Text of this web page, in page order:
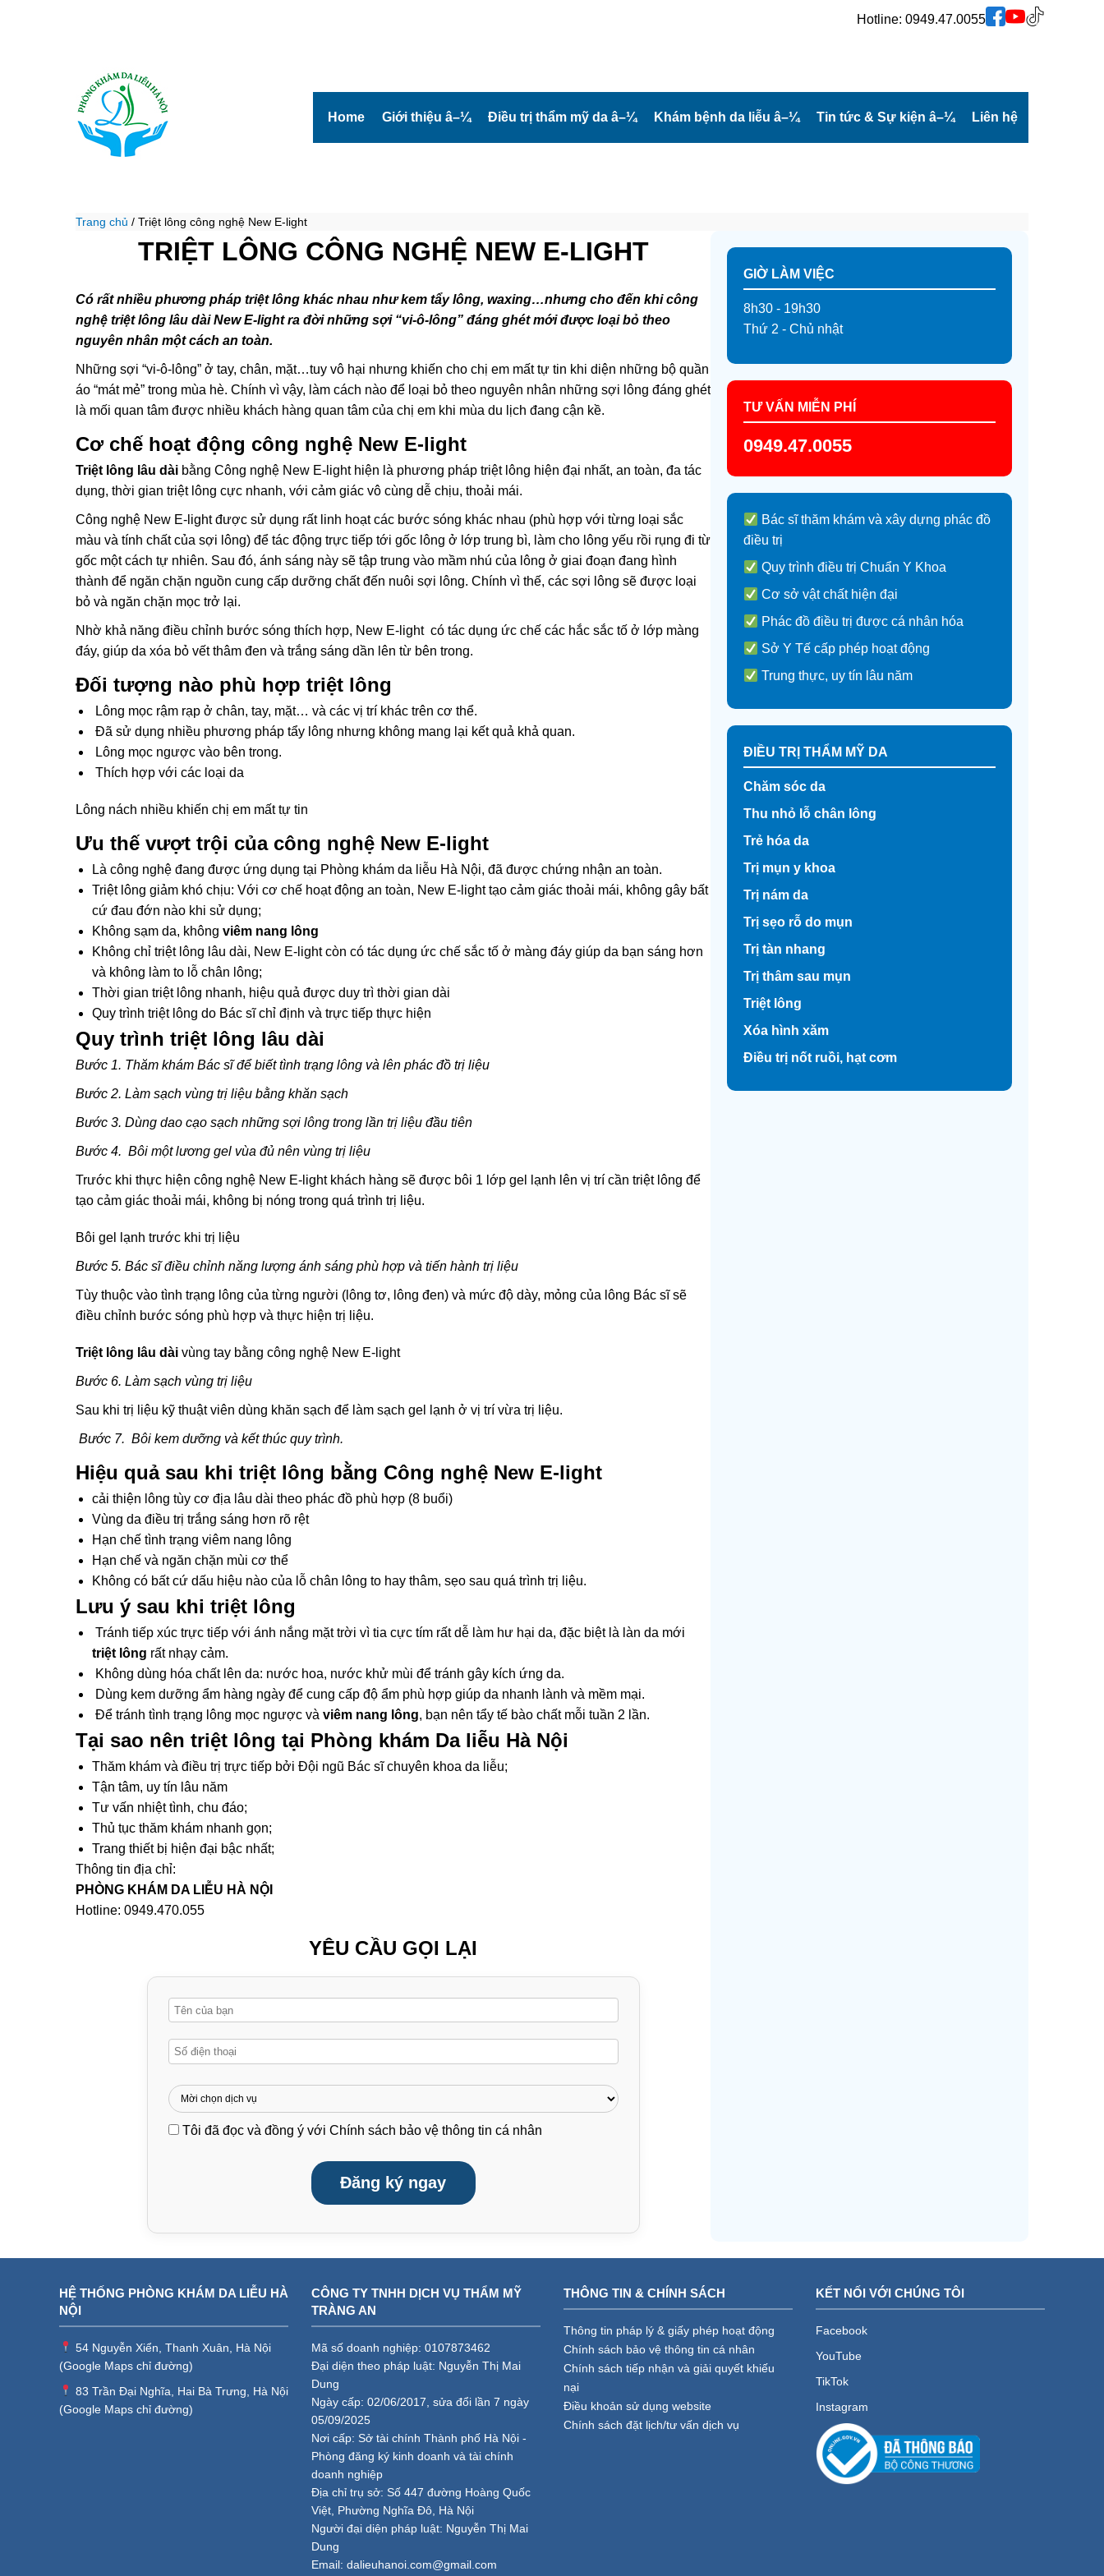
Hotline: 0949.47.0055
Home Giới thiệu â–¼ Điều trị thẩm mỹ da â–¼ Khám bệnh da liễu â–¼ Tin tức & Sự kiện â–¼ Liên hệ
Trang chủ / Triệt lông công nghệ New E-light
TRIỆT LÔNG CÔNG NGHỆ NEW E-LIGHT
Có rất nhiều phương pháp triệt lông khác nhau như kem tẩy lông, waxing…nhưng cho đến khi công
nghệ triệt lông lâu dài New E-light ra đời những sợi “vi-ô-lông” đáng ghét mới được loại bỏ theo
nguyên nhân một cách an toàn.
Những sợi “vi-ô-lông” ở tay, chân, mặt…tuy vô hại nhưng khiến cho chị em mất tự tin khi diện những bộ quần
áo “mát mẻ” trong mùa hè. Chính vì vậy, làm cách nào để loại bỏ theo nguyên nhân những sợi lông đáng ghét
là mối quan tâm được nhiều khách hàng quan tâm của chị em khi mùa du lịch đang cận kề.
Cơ chế hoạt động công nghệ New E-light
Triệt lông lâu dài bằng Công nghệ New E-light hiện là phương pháp triệt lông hiện đại nhất, an toàn, đa tác
dụng, thời gian triệt lông cực nhanh, với cảm giác vô cùng dễ chịu, thoải mái.
Công nghệ New E-light được sử dụng rất linh hoạt các bước sóng khác nhau (phù hợp với từng loại sắc
màu và tính chất của sợi lông) để tác động trực tiếp tới gốc lông ở lớp trung bì, làm cho lông yếu rồi rụng đi từ
gốc một cách tự nhiên. Sau đó, ánh sáng này sẽ tập trung vào mầm nhú của lông ở giai đoạn đang hình
thành để ngăn chặn nguồn cung cấp dưỡng chất đến nuôi sợi lông. Chính vì thế, các sợi lông sẽ được loại
bỏ và ngăn chặn mọc trở lại.
Nhờ khả năng điều chỉnh bước sóng thích hợp, New E-light có tác dụng ức chế các hắc sắc tố ở lớp màng
đáy, giúp da xóa bỏ vết thâm đen và trắng sáng dần lên từ bên trong.
Đối tượng nào phù hợp triệt lông
Lông mọc rậm rạp ở chân, tay, mặt… và các vị trí khác trên cơ thể.
Đã sử dụng nhiều phương pháp tẩy lông nhưng không mang lại kết quả khả quan.
Lông mọc ngược vào bên trong.
Thích hợp với các loại da
Lông nách nhiều khiến chị em mất tự tin
Ưu thế vượt trội của công nghệ New E-light
Là công nghệ đang được ứng dụng tại Phòng khám da liễu Hà Nội, đã được chứng nhận an toàn.
Triệt lông giảm khó chịu: Với cơ chế hoạt động an toàn, New E-light tạo cảm giác thoải mái, không gây bất
cứ đau đớn nào khi sử dụng;
Không sạm da, không viêm nang lông
Không chỉ triệt lông lâu dài, New E-light còn có tác dụng ức chế sắc tố ở màng đáy giúp da bạn sáng hơn
và không làm to lỗ chân lông;
Thời gian triệt lông nhanh, hiệu quả được duy trì thời gian dài
Quy trình triệt lông do Bác sĩ chỉ định và trực tiếp thực hiện
Quy trình triệt lông lâu dài
Bước 1. Thăm khám Bác sĩ để biết tình trạng lông và lên phác đồ trị liệu
Bước 2. Làm sạch vùng trị liệu bằng khăn sạch
Bước 3. Dùng dao cạo sạch những sợi lông trong lần trị liệu đầu tiên
Bước 4. Bôi một lương gel vùa đủ nên vùng trị liệu
Trước khi thực hiện công nghệ New E-light khách hàng sẽ được bôi 1 lớp gel lạnh lên vị trí cần triệt lông để
tạo cảm giác thoải mái, không bị nóng trong quá trình trị liệu.
Bôi gel lạnh trước khi trị liệu
Bước 5. Bác sĩ điều chỉnh năng lượng ánh sáng phù hợp và tiến hành trị liệu
Tùy thuộc vào tình trạng lông của từng người (lông tơ, lông đen) và mức độ dày, mỏng của lông Bác sĩ sẽ
điều chỉnh bước sóng phù hợp và thực hiện trị liệu.
Triệt lông lâu dài vùng tay bằng công nghệ New E-light
Bước 6. Làm sạch vùng trị liệu
Sau khi trị liệu kỹ thuật viên dùng khăn sạch để làm sạch gel lạnh ở vị trí vừa trị liệu.
Bước 7. Bôi kem dưỡng và kết thúc quy trình.
Hiệu quả sau khi triệt lông bằng Công nghệ New E-light
cải thiện lông tùy cơ địa lâu dài theo phác đồ phù hợp (8 buổi)
Vùng da điều trị trắng sáng hơn rõ rệt
Hạn chế tình trạng viêm nang lông
Hạn chế và ngăn chặn mùi cơ thể
Không có bất cứ dấu hiệu nào của lỗ chân lông to hay thâm, sẹo sau quá trình trị liệu.
Lưu ý sau khi triệt lông
Tránh tiếp xúc trực tiếp với ánh nắng mặt trời vì tia cực tím rất dễ làm hư hại da, đặc biệt là làn da mới
triệt lông rất nhạy cảm.
Không dùng hóa chất lên da: nước hoa, nước khử mùi để tránh gây kích ứng da.
Dùng kem dưỡng ẩm hàng ngày để cung cấp độ ẩm phù hợp giúp da nhanh lành và mềm mại.
Để tránh tình trạng lông mọc ngược và viêm nang lông, bạn nên tẩy tế bào chất mỗi tuần 2 lần.
Tại sao nên triệt lông tại Phòng khám Da liễu Hà Nội
Thăm khám và điều trị trực tiếp bởi Đội ngũ Bác sĩ chuyên khoa da liễu;
Tận tâm, uy tín lâu năm
Tư vấn nhiệt tình, chu đáo;
Thủ tục thăm khám nhanh gọn;
Trang thiết bị hiện đại bậc nhất;
Thông tin địa chỉ:
PHÒNG KHÁM DA LIỄU HÀ NỘI
Hotline: 0949.470.055
YÊU CẦU GỌI LẠI
Tôi đã đọc và đồng ý với Chính sách bảo vệ thông tin cá nhân
Đăng ký ngay
GIỜ LÀM VIỆC
8h30 - 19h30
Thứ 2 - Chủ nhật
TƯ VẤN MIỄN PHÍ
0949.47.0055
Bác sĩ thăm khám và xây dựng phác đồ
điều trị
Quy trình điều trị Chuẩn Y Khoa
Cơ sở vật chất hiện đại
Phác đồ điều trị được cá nhân hóa
Sở Y Tế cấp phép hoạt động
Trung thực, uy tín lâu năm
ĐIỀU TRỊ THẨM MỸ DA
Chăm sóc da
Thu nhỏ lỗ chân lông
Trẻ hóa da
Trị mụn y khoa
Trị nám da
Trị sẹo rỗ do mụn
Trị tàn nhang
Trị thâm sau mụn
Triệt lông
Xóa hình xăm
Điều trị nốt ruồi, hạt cơm
HỆ THỐNG PHÒNG KHÁM DA LIỄU HÀ
NỘI
54 Nguyễn Xiển, Thanh Xuân, Hà Nội
(Google Maps chỉ đường)
83 Trần Đại Nghĩa, Hai Bà Trưng, Hà Nội
(Google Maps chỉ đường)
CÔNG TY TNHH DỊCH VỤ THẨM MỸ
TRÀNG AN
Mã số doanh nghiệp: 0107873462
Đại diện theo pháp luật: Nguyễn Thị Mai
Dung
Ngày cấp: 02/06/2017, sửa đổi lần 7 ngày
05/09/2025
Nơi cấp: Sở tài chính Thành phố Hà Nội -
Phòng đăng ký kinh doanh và tài chính
doanh nghiệp
Địa chỉ trụ sở: Số 447 đường Hoàng Quốc
Việt, Phường Nghĩa Đô, Hà Nội
Người đại diện pháp luật: Nguyễn Thị Mai
Dung
Email: dalieuhanoi.com@gmail.com
THÔNG TIN & CHÍNH SÁCH
Thông tin pháp lý & giấy phép hoạt động
Chính sách bảo vệ thông tin cá nhân
Chính sách tiếp nhận và giải quyết khiếu
nại
Điều khoản sử dụng website
Chính sách đặt lịch/tư vấn dịch vụ
KẾT NỐI VỚI CHÚNG TÔI
Facebook
YouTube
TikTok
Instagram